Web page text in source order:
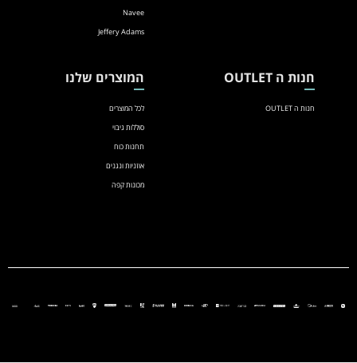
Navee
Jeffery Adams
חנות ה OUTLET
חנות ה OUTLET
המוצרים שלנו
לכל המוצרים
סוללות גיבוי
תחנות כוח
אוזניות ונגנים
מכונות קפה